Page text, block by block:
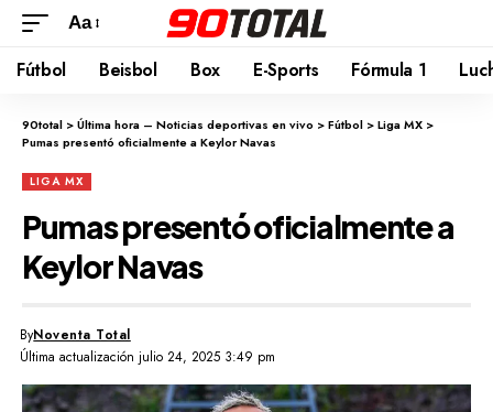
Aa
Fútbol Beisbol Box E-Sports Fórmula 1
90total >Última hora – Noticias deportivas en vivo >Fútbol >Liga MX >
Pumas presentó oficialmente a Keylor Navas
LIGA MX
Pumas presentó oficialmente a
Keylor Navas
Última actualización julio 24, 2025 3:49 pm
ByNoventa Total